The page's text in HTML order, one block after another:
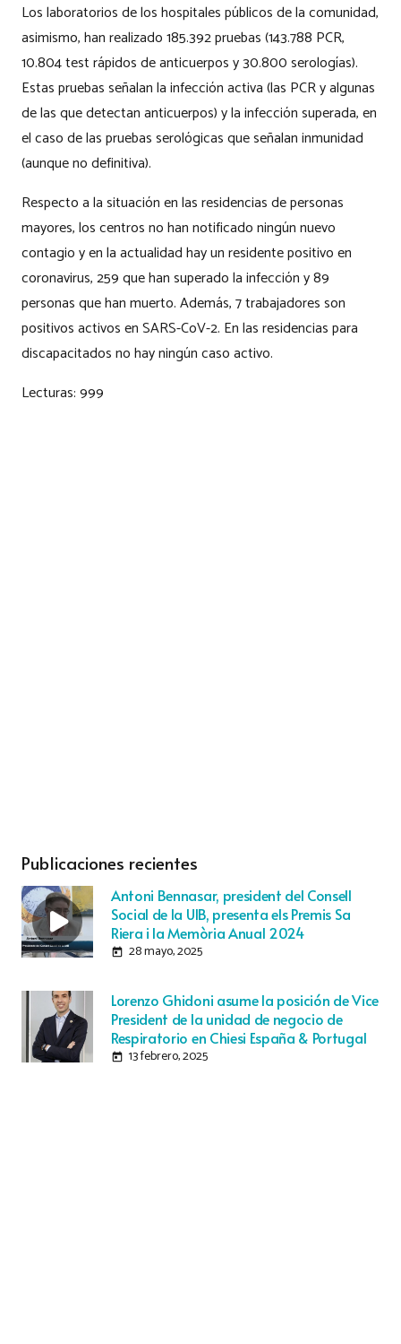
Los laboratorios de los hospitales públicos de la comunidad,
asimismo, han realizado 185.392 pruebas (143.788 PCR,
10.804 test rápidos de anticuerpos y 30.800 serologías).
Estas pruebas señalan la infección activa (las PCR y algunas
de las que detectan anticuerpos) y la infección superada, en
el caso de las pruebas serológicas que señalan inmunidad
(aunque no definitiva).
Respecto a la situación en las residencias de personas
mayores, los centros no han notificado ningún nuevo
contagio y en la actualidad hay un residente positivo en
coronavirus, 259 que han superado la infección y 89
personas que han muerto. Además, 7 trabajadores son
positivos activos en SARS-CoV-2. En las residencias para
discapacitados no hay ningún caso activo.
Lecturas:999
Publicaciones recientes
Antoni Bennasar, president del Consell
Social de la UIB, presenta els Premis Sa
Riera i la Memòria Anual 2024
today 28 mayo, 2025
Lorenzo Ghidoni asume la posición de Vice
President de la unidad de negocio de
Respiratorio en Chiesi España & Portugal
today 13 febrero, 2025